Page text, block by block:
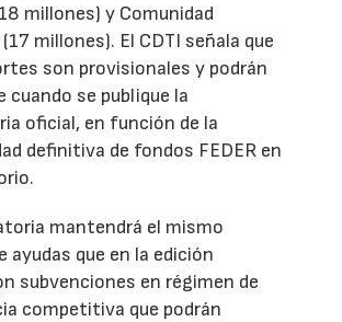
millones) y Comunidad
millones). El CDTI señala que
son provisionales y podrán
cuando se publique la
oficial, en función de la
definitiva de fondos FEDER en
mantendrá el mismo
ayudas que en la edición
subvenciones en régimen de
competitiva que podrán